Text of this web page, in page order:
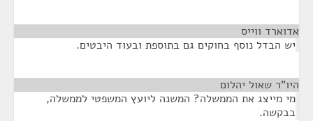
אדוארד ווייס
יש הבדל נוסף בחוקים גם בתוספת ובעוד היבטים.
היו"ר שאול יהלום
מי מייצג את הממשלה? המשנה ליועץ המשפטי לממשלה,
בבקשה.